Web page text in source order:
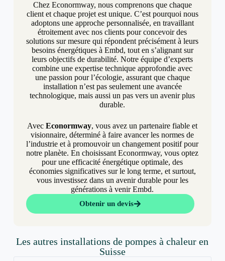
Chez Econormway, nous comprenons que chaque
client et chaque projet est unique. C’est pourquoi nous
adoptons une approche personnalisée, en travaillant
étroitement avec nos clients pour concevoir des
solutions sur mesure qui répondent précisément à leurs
besoins énergétiques à Embd, tout en s’alignant sur
leurs objectifs de durabilité. Notre équipe d’experts
combine une expertise technique approfondie avec
une passion pour l’écologie, assurant que chaque
installation n’est pas seulement une avancée
technologique, mais aussi un pas vers un avenir plus
durable.
AvecEconormway, vous avez un partenaire fiable et
visionnaire, déterminé à faire avancer les normes de
l’industrie et à promouvoir un changement positif pour
notre planète. En choisissant Econormway, vous optez
pour une efficacité énergétique optimale, des
économies significatives sur le long terme, et surtout,
vous investissez dans un avenir durable pour les
générations à venir Embd.
Obtenir un devis
Les autres installations de pompes à chaleur en
Suisse